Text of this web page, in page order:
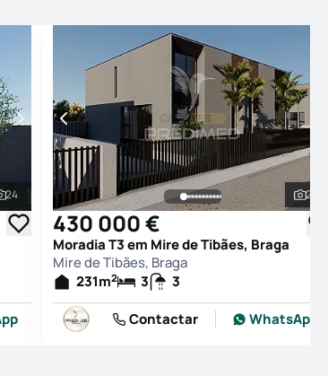
Ver todas as fotografias
24 28
430 000 €
Moradia T3 em Mire de Tibães, Braga
Mire de Tibães, Braga
231m2 3
3
Contactar
WhatsApp